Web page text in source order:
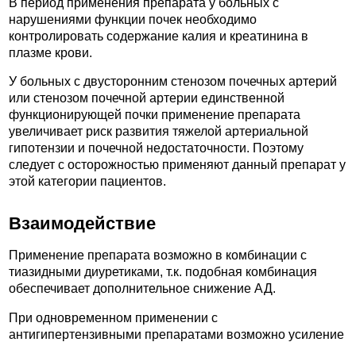
нарушениями функции почек необходимо
контролировать содержание калия и креатинина в
плазме крови.
У больных с двусторонним стенозом почечных артерий
или стенозом почечной артерии единственной
функционирующей почки применение препарата
увеличивает риск развития тяжелой артериальной
гипотензии и почечной недостаточности. Поэтому
следует с осторожностью применяют данный препарат у
этой категории пациентов.
Взаимодействие
Применение препарата возможно в комбинации с
тиазидными диуретиками, т.к. подобная комбинация
обеспечивает дополнительное снижение АД.
При одновременном применении с
антигипертензивными препаратами возможно усиление